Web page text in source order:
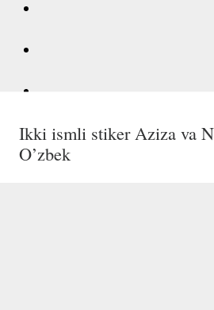
Ikki ismli stiker Умиджон
O’zbek
Ikki ismli stiker Sayidjon
O’zbek
Shahodatoy ism stikeri
Ikki ismli stiker Aziza va
O’zbek